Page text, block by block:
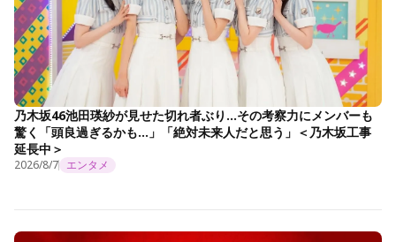
乃木坂46池田瑛紗が見せた切れ者ぶり…その考察力にメンバーも
驚く「頭良過ぎるかも…」「絶対未来人だと思う」＜乃木坂工事
延長中＞
2026/8/7 エンタメ